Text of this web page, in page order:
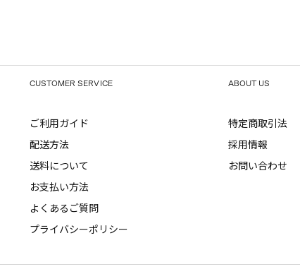
CUSTOMER SERVICE
ご利用ガイド
配送方法
送料について
お支払い方法
よくあるご質問
プライバシーポリシー
ABOUT US
特定商取引法
採用情報
お問い合わせ